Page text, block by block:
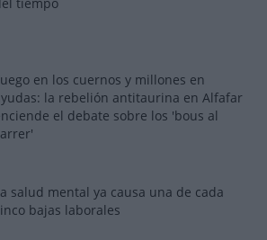
en los cuernos y millones en
la rebelión antitaurina en Alfafar
el debate sobre los 'bous al
salud mental ya causa una de cada
bajas laborales